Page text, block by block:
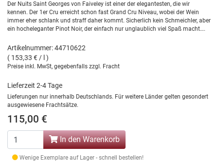
Der Nuits Saint Georges von Faiveley ist einer der elegantesten, die wir
kennen. Der 1er Cru erreicht schon fast Grand Cru Niveau, wobei der Wein
immer eher schlank und straff daher kommt. Sicherlich kein Schmeichler, aber
ein hocheleganter Pinot Noir, der einfach nur unglaublich viel Spaß macht….
Artikelnummer: 44710622
( 153,33 € / l )
Preise inkl. MwSt, gegebenfalls zzgl. Fracht
Lieferzeit 2-4 Tage
Lieferungen nur innerhalb Deutschlands. Für weitere Länder gelten gesondert
ausgewiesene Frachtsätze.
115,00 €
In den Warenkorb
Wenige Exemplare auf Lager - schnell bestellen!